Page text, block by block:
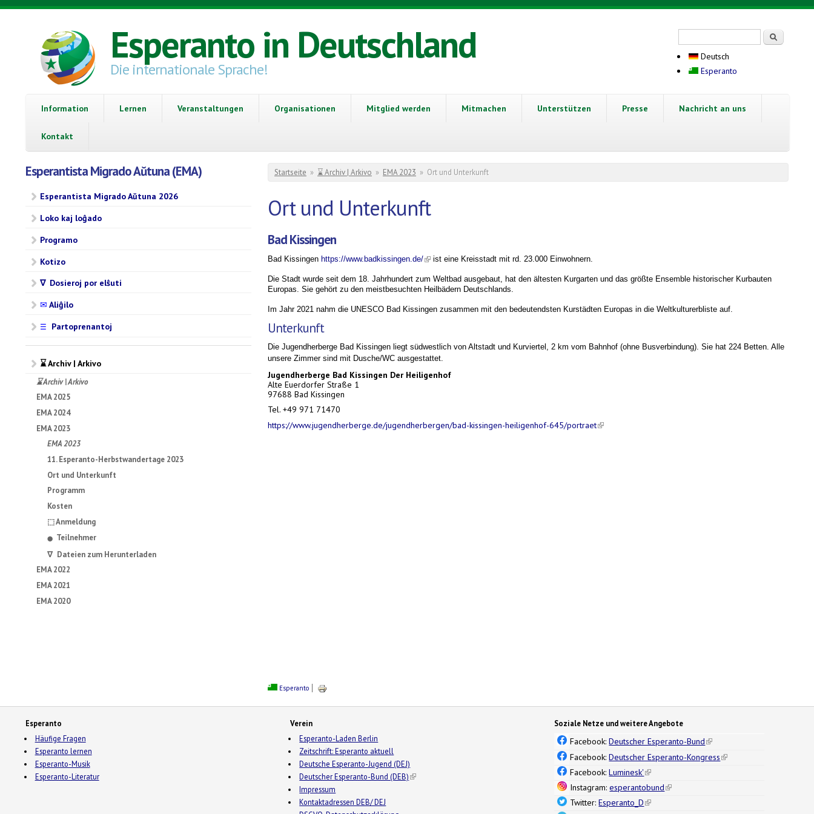
Direkt zum Inhalt
Esperanto in Deutschland
Die internationale Sprache!
Deutsch
Esperanto
Information Lernen Veranstaltungen Organisationen Mitglied werden Mitmachen Unterstützen Presse Nachricht an uns
Kontakt
Esperantista Migrado Aŭtuna (EMA)
Esperantista Migrado Aŭtuna 2026
Loko kaj loĝado
Programo
Kotizo
∇ Dosieroj por elŝuti
✉ Aliĝilo
☰ Partoprenantoj
⌛ Archiv | Arkivo
⌛ Archiv | Arkivo
EMA 2025
EMA 2024
EMA 2023
EMA 2023
11. Esperanto-Herbstwandertage 2023
Ort und Unterkunft
Programm
Kosten
⬚ Anmeldung
⬤
Teilnehmer
∇ Dateien zum Herunterladen
EMA 2022
EMA 2021
EMA 2020
Sie sind hier
Startseite » ⌛ Archiv | Arkivo » EMA 2023 » Ort und Unterkunft
Ort und Unterkunft
Bad Kissingen
Bad Kissingen https://www.badkissingen.de/(link is external)
ist eine Kreisstadt mit rd. 23.000 Einwohnern.
Die Stadt wurde seit dem 18. Jahrhundert zum Weltbad ausgebaut, hat den ältesten Kurgarten und das größte Ensemble historischer Kurbauten
Europas. Sie gehört zu den meistbesuchten Heilbädern Deutschlands.
Im Jahr2021 nahm die UNESCO Bad Kissingen zusammen mit den bedeutendsten Kurstädten Europas in die Weltkulturerbliste auf.
Unterkunft
Die Jugendherberge Bad Kissingen liegt südwestlich von Altstadt und Kurviertel, 2 km vom Bahnhof (ohne Busverbindung). Sie hat 224 Betten. Alle
unsere Zimmer sind mit Dusche/WC ausgestattet.
Jugendherberge Bad Kissingen Der Heiligenhof
Alte Euerdorfer Straße 1
97688 Bad Kissingen
Tel. +49 971 71470
https://www.jugendherberge.de/jugendherbergen/bad-kissingen-heiligenhof-645/portraet(link is external)
Esperanto
Esperanto
Häufige Fragen
Esperanto lernen
Esperanto-Musik
Esperanto-Literatur
Verein
Esperanto-Laden Berlin
Zeitschrift: Esperanto aktuell
Deutsche Esperanto-Jugend (DEJ)
Deutscher Esperanto-Bund (DEB)(link is external)
Impressum
Kontaktadressen DEB/ DEJ
Soziale Netze und weitere Angebote
Facebook:Deutscher Esperanto-Bund(link is external)
Facebook:Deutscher Esperanto-Kongress(link is external)
Facebook:Luminesk'(link is external)
Instagram:esperantobund(link is external)
Twitter:Esperanto_D(link is external)